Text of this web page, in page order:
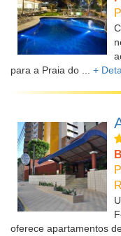
para a Praia do ... +
oferece apartamentos